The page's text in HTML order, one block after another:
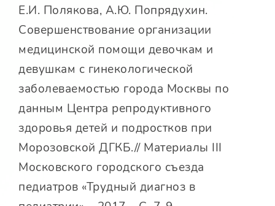
Е.И. Полякова, А.Ю. Попрядухин.
Совершенствование организации
медицинской помощи девочкам и
девушкам с гинекологической
заболеваемостью города Москвы по
данным Центра репродуктивного
здоровья детей и подростков при
Морозовской ДГКБ.// Материалы III
Московского городского съезда
педиатров «Трудный диагноз в